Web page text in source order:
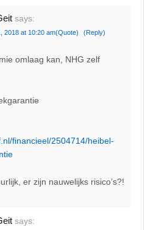
says:
2018 at 10:20 am(Quote) (Reply)
omlaag kan, NHG zelf
financieel/2504714/heibel-
er zijn nauwelijks risico’s?!
says: